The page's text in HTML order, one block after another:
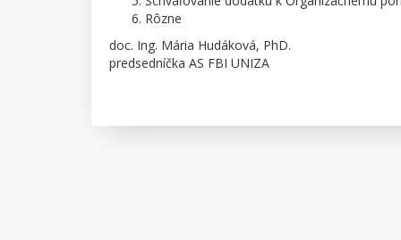
Rôzne
doc. Ing. Mária Hudáková, PhD.
predsedníčka AS FBI UNIZA